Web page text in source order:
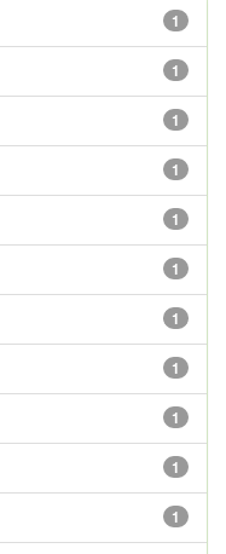
1
1
1
1
1
1
1
1
1
1
1